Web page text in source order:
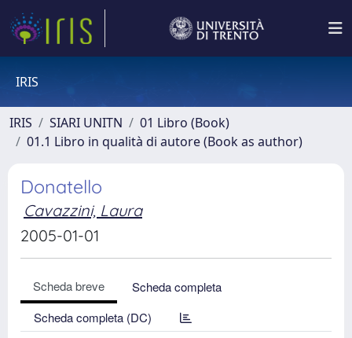
IRIS
IRIS SIARI UNITN
01 Libro (Book)
01.1 Libro in qualità di autore (Book as author)
Donatello
Cavazzini, Laura
2005-01-01
Scheda breve
Scheda completa
Scheda completa (DC)